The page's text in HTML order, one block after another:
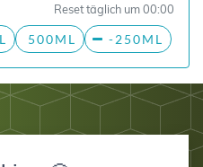
Reset täglich um 00:00
500ML -250ML